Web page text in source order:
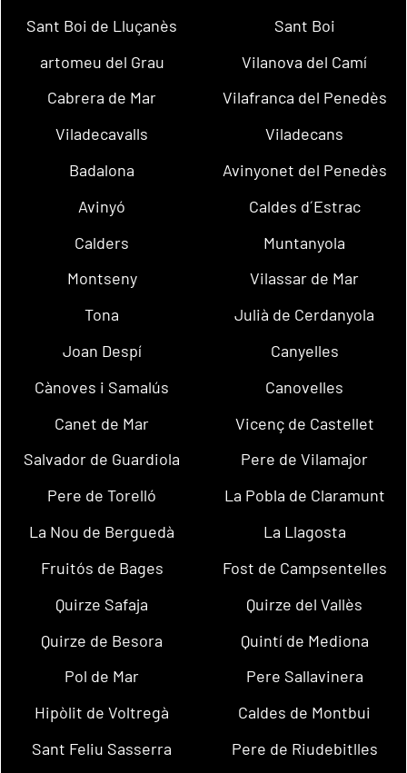
Sant Boi de Lluçanès
Sant Boi
artomeu del Grau
Vilanova del Camí
Cabrera de Mar
Vilafranca del Penedès
Viladecavalls
Viladecans
Badalona
Avinyonet del Penedès
Avinyó
Caldes d´Estrac
Calders
Muntanyola
Montseny
Vilassar de Mar
Tona
Julià de Cerdanyola
Joan Despí
Canyelles
Cànoves i Samalús
Canovelles
Canet de Mar
Vicenç de Castellet
Salvador de Guardiola
Pere de Vilamajor
Pere de Torelló
La Pobla de Claramunt
La Nou de Berguedà
La Llagosta
Fruitós de Bages
Fost de Campsentelles
Quirze Safaja
Quirze del Vallès
Quirze de Besora
Quintí de Mediona
Pol de Mar
Pere Sallavinera
Hipòlit de Voltregà
Caldes de Montbui
Sant Feliu Sasserra
Pere de Riudebitlles